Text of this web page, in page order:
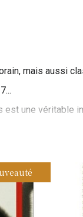
mais aussi
une véritable
dans un
des
siècle comme